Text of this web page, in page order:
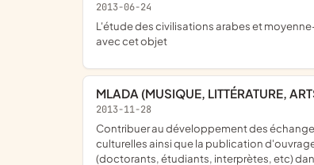
2013-06-24
l'étude des civilisations arabes et moyenne-orientales par le moyen de conférences, de débats ou de voyages organisés et toutes autres manifestations culturelles en relation
avec cet objet
MLADA (MUSIQUE, LITTÉRATURE,
2013-11-28
contribuer au développement des échanges de savoirs entre chercheurs ou professionnels travaillant sur l'aire concernée, organiser des manifestations scientifiques et
culturelles ainsi que la publication
(doctorants, étudiants, interprètes, etc)